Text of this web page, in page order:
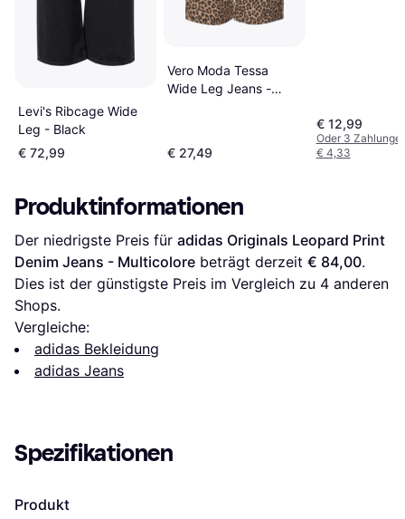
Levi's Ribcage Wide
Leg - Black
€ 72,99
Vero Moda Tessa
Wide Leg Jeans -
€ 27,49
€ 12,99
Oder 3
€ 4,33
Produktinformationen
Der niedrigste Preis für adidas Originals Leopard Print
Denim Jeans - Multicolore beträgt derzeit € 84,00.
Dies ist der günstigste Preis im Vergleich zu 4 anderen
Shops.
Vergleiche:
adidas Bekleidung
adidas Jeans
Spezifikationen
Produkt